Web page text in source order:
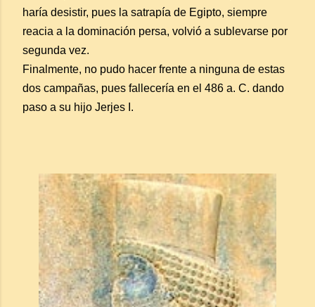
haría desistir, pues la satrapía de Egipto, siempre
reacia a la dominación persa, volvió a sublevarse por
segunda vez.
Finalmente, no pudo hacer frente a ninguna de estas
dos campañas, pues fallecería en el 486 a. C. dando
paso a su hijo Jerjes I.